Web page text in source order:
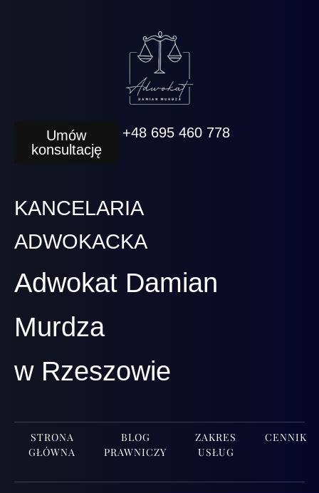
Umów
konsultację
+48 695 460 778
KANCELARIA
ADWOKACKA
Adwokat Damian
Murdza
w Rzeszowie
STRONA
GŁÓWNA
BLOG
PRAWNICZY
ZAKRES
USŁUG
CENNIK